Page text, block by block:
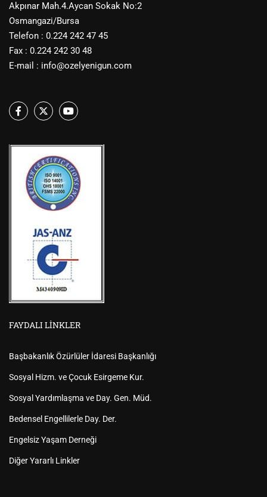
Akpınar Mah.4.Aycan Sokak No:2
Osmangazi/Bursa
Telefon : 0.224 242 47 45
Fax : 0.224 242 30 48
E-mail : info@ozelyenigun.com
FAYDALI LINKLER
Başbakanlık Özürlüler İdaresi Başkanlığı
Sosyal Hizm. ve Çocuk Esirgeme Kur.
Sosyal Yardımlaşma ve Day. Gen. Müd.
Bedensel Engellilerle Day. Der.
Engelsiz Yaşam Derneği
Diğer Yararlı Linkler